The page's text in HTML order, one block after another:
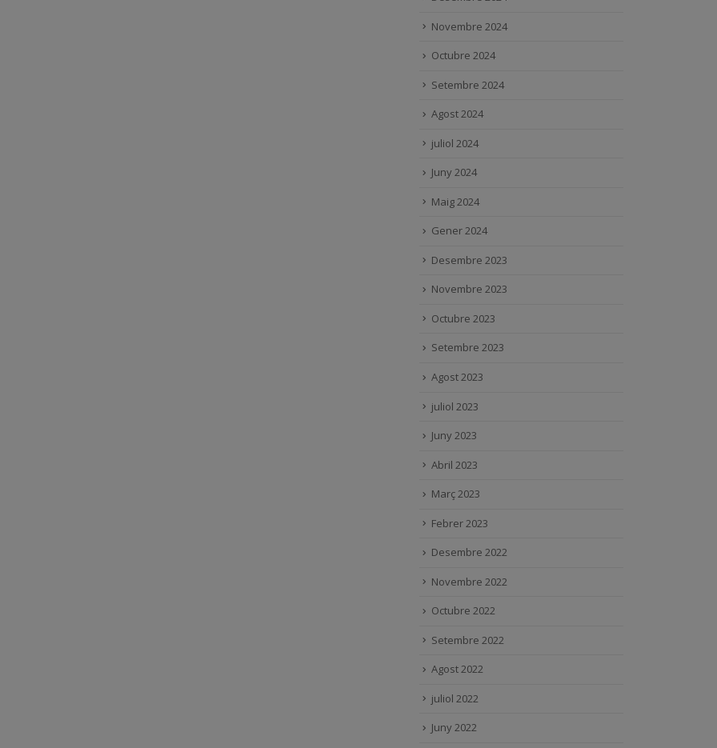
Novembre 2024
Octubre 2024
Setembre 2024
Agost 2024
juliol 2024
Juny 2024
Maig 2024
Gener 2024
Desembre 2023
Novembre 2023
Octubre 2023
Setembre 2023
Agost 2023
juliol 2023
Juny 2023
Abril 2023
Març 2023
Febrer 2023
Desembre 2022
Novembre 2022
Octubre 2022
Setembre 2022
Agost 2022
juliol 2022
Juny 2022